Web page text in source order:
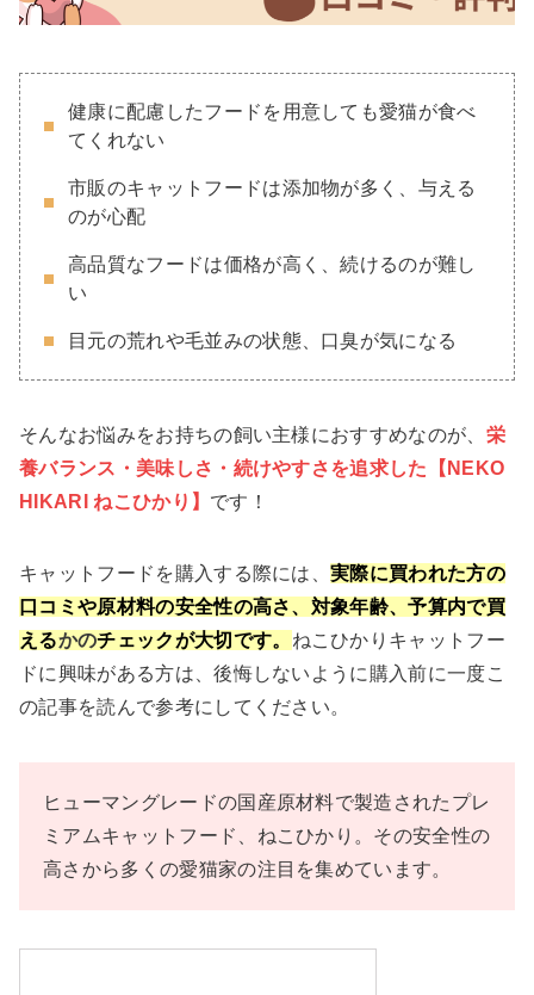
健康に配慮したフードを用意しても愛猫が食べ
てくれない
市販のキャットフードは添加物が多く、与える
のが心配
高品質なフードは価格が高く、続けるのが難し
い
目元の荒れや毛並みの状態、口臭が気になる
そんなお悩みをお持ちの飼い主様におすすめなのが、 栄
養バランス・美味しさ・続けやすさを追求した【NEKO
HIKARI ねこひかり】 です！
キャットフードを購入する際には、実際に買われた方の
口コミや原材料の安全性の高さ、対象年齢、予算内で買
えるかのチェックが大切です。 ねこひかりキャットフー
ドに興味がある方は、後悔しないように購入前に一度こ
の記事を読んで参考にしてください。
ヒューマングレードの国産原材料で製造されたプレ
ミアムキャットフード、ねこひかり。その安全性の
高さから多くの愛猫家の注目を集めています。